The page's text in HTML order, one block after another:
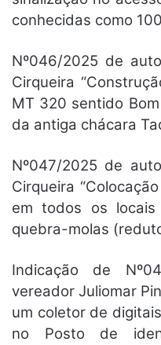
conhecidas como
Nº046/2025 de
Cirqueira
MT 320 sentido
da antiga chácara
Nº047/2025 de
Cirqueira
em todos os
quebra-molas
Indicação de
vereador Juliomar
um coletor de
no Posto de